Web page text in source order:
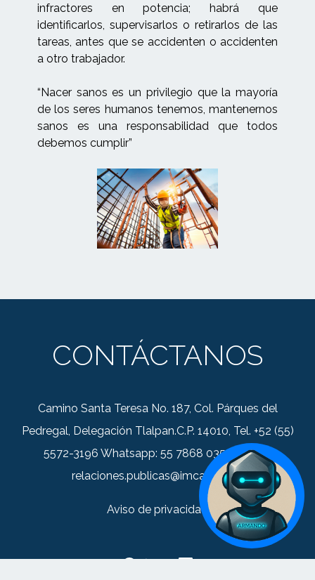
infractores en potencia; habrá que
identificarlos, supervisarlos o retirarlos de las
tareas, antes que se accidenten o accidenten
a otro trabajador.
“Nacer sanos es un privilegio que la mayoría
de los seres humanos tenemos, mantenernos
sanos es una responsabilidad que todos
debemos cumplir”
CONTÁCTANOS
Camino Santa Teresa No. 187, Col. Párques del
Pedregal, Delegación Tlalpan.C.P. 14010, Tel. +52 (55)
5572-3196 Whatsapp: 55 7868 0352 Correo:
relaciones.publicas@imca.org.mx
Aviso de privacidad